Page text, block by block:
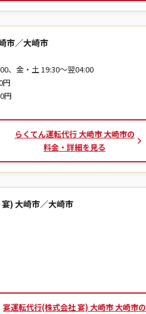
市／大崎市
、金・土 19:30～翌04:00
円
円
らくてん運転代行 大崎市 大崎市の
料金・詳細を見る
) 大崎市／大崎市
宴運転代行(株式会社 宴) 大崎市 大崎市の